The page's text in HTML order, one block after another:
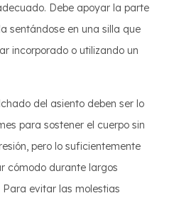
Debe apoyar la parte
sentándose en una silla que
incorporado o utilizando un
del asiento deben ser lo
para sostener el cuerpo sin
pero lo suficientemente
cómodo durante largos
Para evitar las molestias